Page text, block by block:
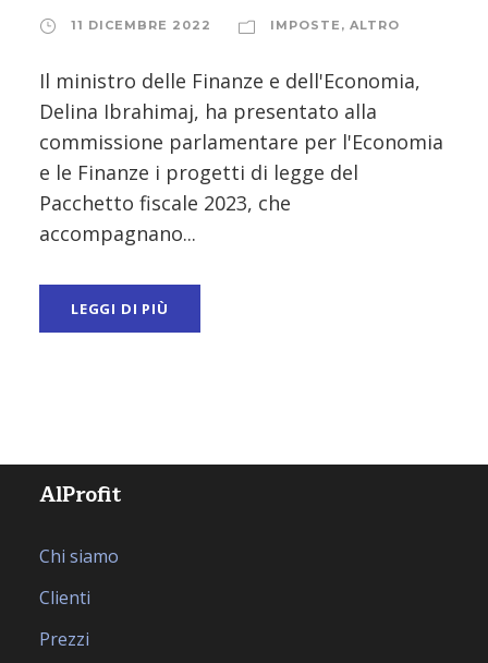
11 DICEMBRE 2022 IMPOSTE , ALTRO
Il ministro delle Finanze e dell'Economia,
Delina Ibrahimaj, ha presentato alla
commissione parlamentare per l'Economia
e le Finanze i progetti di legge del
Pacchetto fiscale 2023, che
accompagnano...
LEGGI DI PIÙ
AlProfit
Chi siamo
Clienti
Prezzi